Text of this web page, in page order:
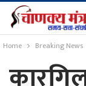
Home Breaking News